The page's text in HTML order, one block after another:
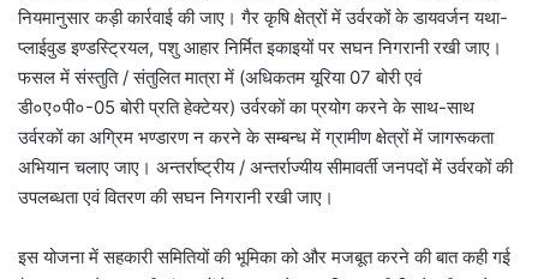
नियमानुसार कड़ी कार्रवाई की जाए। गैर कृषि क्षेत्रों में उर्वरकों के डायवर्जन यथा-
प्लाईवुड इण्डस्ट्रियल, पशु आहार निर्मित इकाइयों पर सघन निगरानी रखी जाए।
फसल में संस्तुति / संतुलित मात्रा में (अधिकतम यूरिया 07 बोरी एवं
डी०ए०पी०-05 बोरी प्रति हेक्टेयर) उर्वरकों का प्रयोग करने के साथ-साथ
उर्वरकों का अग्रिम भण्डारण न करने के सम्बन्ध में ग्रामीण क्षेत्रों में जागरूकता
अभियान चलाए जाए। अन्तर्राष्ट्रीय / अन्तर्राज्यीय सीमावर्ती जनपदों में उर्वरकों की
उपलब्धता एवं वितरण की सघन निगरानी रखी जाए।
इस योजना में सहकारी समितियों की भूमिका को और मजबूत करने की बात कही गई